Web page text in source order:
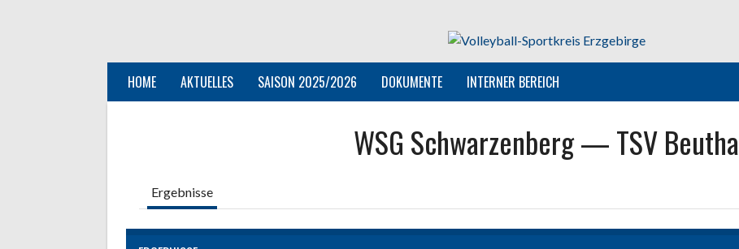
HOME AKTUELLES SAISON 2025/2026 DOKUMENTE INTERNER BEREICH
WSG Schwarzenberg — TSV Beutha
Ergebnisse